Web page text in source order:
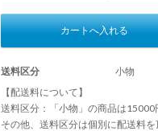
カートへ入れる
送料区分
小物
【配送料について】
送料区分：「小物」の商品は15000
その他、送料区分は個別に配送料を